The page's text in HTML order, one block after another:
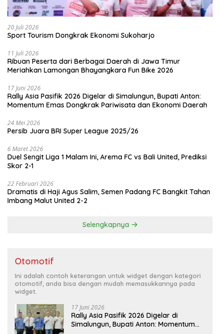
20 Juli 2026
Sport Tourism Dongkrak Ekonomi Sukoharjo
11 Juli 2026
Ribuan Peserta dari Berbagai Daerah di Jawa Timur
Meriahkan Lamongan Bhayangkara Fun Bike 2026
17 Juni 2026
Rally Asia Pasifik 2026 Digelar di Simalungun, Bupati Anton:
Momentum Emas Dongkrak Pariwisata dan Ekonomi Daerah
24 Mei 2026
Persib Juara BRI Super League 2025/26
6 Maret 2026
Duel Sengit Liga 1 Malam Ini, Arema FC vs Bali United, Prediksi
Skor 2-1
22 Februari 2026
Dramatis di Haji Agus Salim, Semen Padang FC Bangkit Tahan
Imbang Malut United 2-2
Selengkapnya
Otomotif
Ini adalah contoh keterangan untuk widget dengan kategori
otomotif, anda bisa dengan mudah memasukkannya pada
widget.
17 Juni 2026
Rally Asia Pasifik 2026 Digelar di
Simalungun, Bupati Anton: Momentum